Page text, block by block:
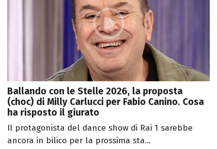
Ballando con le Stelle 2026, la proposta
(choc) di Milly Carlucci per Fabio Canino. Cosa
ha risposto il giurato
Il protagonista del dance show di Rai 1 sarebbe
ancora in bilico per la prossima sta...